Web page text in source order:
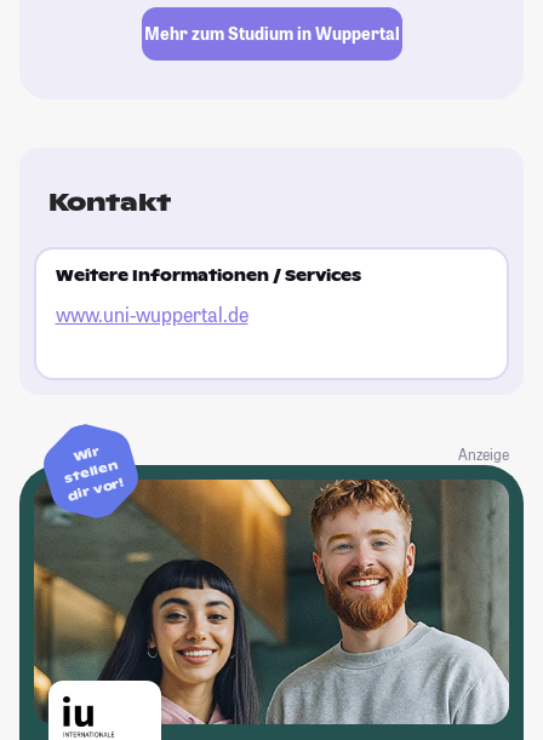
Mehr zum Studium in Wuppertal
Kontakt
Weitere Informationen / Services
www.uni-wuppertal.de
Anzeige
Wir
stellen
dir vor!